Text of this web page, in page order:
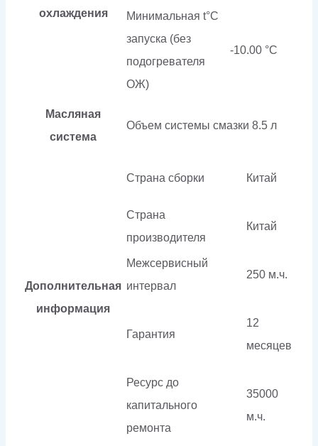
охлаждения
Минимальная t°С
запуска (без
подогревателя
ОЖ)
-10.00 °С
Масляная
система
Объем системы смазки 8.5 л
Дополнительная
информация
Страна сборки Китай
Страна
производителя
Китай
Межсервисный
интервал
250 м.ч.
Гарантия
12
месяцев
Ресурс до
капитального
ремонта
35000
м.ч.